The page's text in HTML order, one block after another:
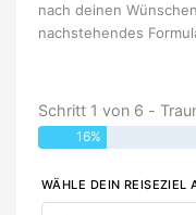
nach deinen
nachstehendes
Schritt 1 von 6 -
16%
WÄHLE DEIN REISEZIEL